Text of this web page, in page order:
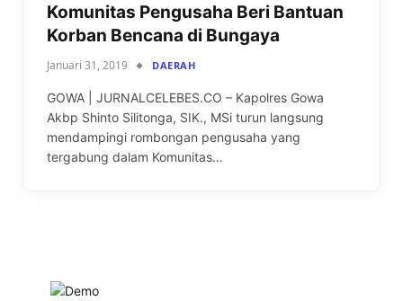
Komunitas Pengusaha Beri Bantuan
Korban Bencana di Bungaya
Januari 31, 2019 DAERAH
GOWA | JURNALCELEBES.CO – Kapolres Gowa
Akbp Shinto Silitonga, SIK., MSi turun langsung
mendampingi rombongan pengusaha yang
tergabung dalam Komunitas…